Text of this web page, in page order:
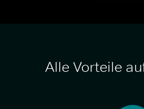
Alle Vorteile